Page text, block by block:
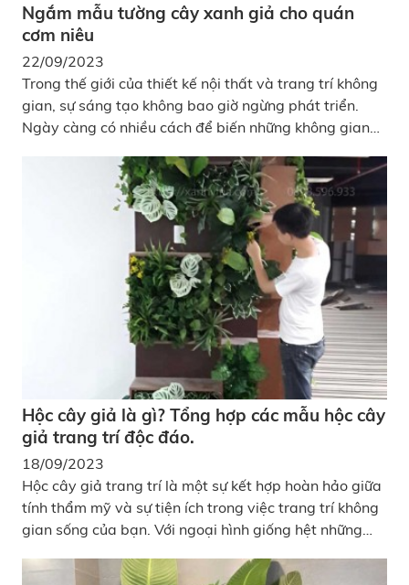
Ngắm mẫu tường cây xanh giả cho quán
cơm niêu
22/09/2023
Trong thế giới của thiết kế nội thất và trang trí không
gian, sự sáng tạo không bao giờ ngừng phát triển.
Ngày càng có nhiều cách để biến những không gian
những xu hướng đang thu hút sự chú ý của nhiều
người là việc sử dụng tường cây xanh giả cho quán
cơm niêu hay nhà hàng, quán cafe... Cùng XanhVina
khám phá cách mà những tường cây xanh giả này đã
biến đổi và nâng cao không gian của các địa điểm ẩm
thực và giải trí, tạo nên môi trường thú vị và gây ấn
tượng mạnh mẽ cho khách hàng.
Hộc cây giả là gì? Tổng hợp các mẫu hộc cây
giả trang trí độc đáo.
18/09/2023
Hộc cây giả trang trí là một sự kết hợp hoàn hảo giữa
tính thẩm mỹ và sự tiện ích trong việc trang trí không
gian sống của bạn. Với ngoại hình giống hệt những
một cách mới mẻ và độc đáo để tạo điểm nhấn cho